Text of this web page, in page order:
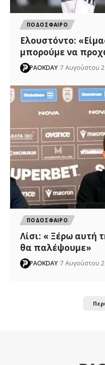
ΠΟΔΟΣΦΑΙΡΟ
Ελουστόντο:
μπορούμε να
PAOKDAY 7 Αυγούστου
ΠΟΔΟΣΦΑΙΡΟ
Λίσι: « Ξέρω αυτή
θα παλέψουμε»
PAOKDAY 7 Αυγούστου